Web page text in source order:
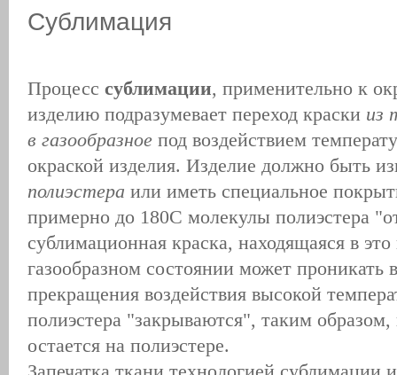
Сублимация
Процесс сублимации, применительно к
изделию подразумевает переход краски из
в газообразное под воздействием
окраской изделия. Изделие должно быть
полиэстера или иметь специальное
примерно до 180С молекулы полиэстера
сублимационная краска, находящаяся в это
газообразном состоянии может проникать
прекращения воздействия высокой
полиэстера "закрываются", таким
остается на полиэстере.